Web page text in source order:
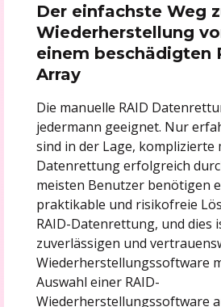
Der einfachste Weg
Wiederherstellung
einem beschädigten
Array
Die manuelle RAID
jedermann geeignet. Nur
sind in der Lage, komplizierte
Datenrettung erfolgreich
meisten Benutzer benötigen
praktikable und risikofreie
RAID-Datenrettung, und dies
zuverlässigen und
Wiederherstellungssoftware
Auswahl einer RAID-
Wiederherstellungssoftware